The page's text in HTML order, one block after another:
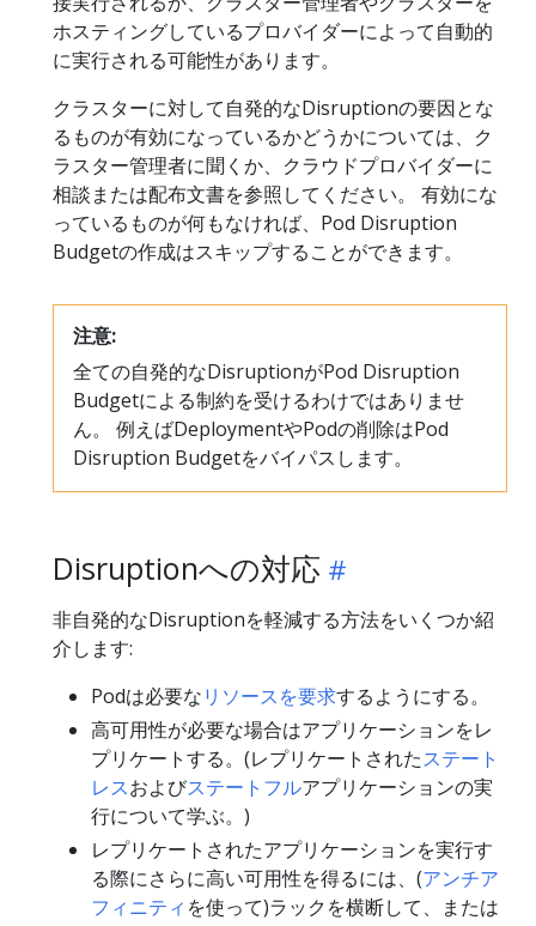
ホスティングしているプロバイダーによって自動的
に実行される可能性があります。
クラスターに対して自発的なDisruptionの要因とな
るものが有効になっているかどうかについては、ク
ラスター管理者に聞くか、クラウドプロバイダーに
相談または配布文書を参照してください。 有効にな
っているものが何もなければ、Pod Disruption
Budgetの作成はスキップすることができます。
注意:
全ての自発的なDisruptionがPod Disruption
Budgetによる制約を受けるわけではありませ
ん。 例えばDeploymentやPodの削除はPod
Disruption Budgetをバイパスします。
Disruptionへの対応
非自発的なDisruptionを軽減する方法をいくつか紹
介します:
Podは必要なリソースを要求するようにする。
高可用性が必要な場合はアプリケーションをレ
プリケートする。(レプリケートされたステート
レスおよびステートフルアプリケーションの実
行について学ぶ。)
レプリケートされたアプリケーションを実行す
る際にさらに高い可用性を得るには、(アンチア
フィニティ を使って)ラックを横断して、または